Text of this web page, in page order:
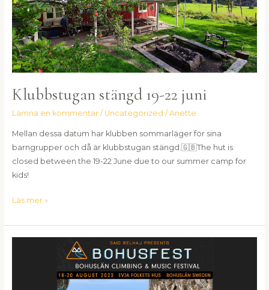
Klubbstugan stängd 19-22 juni
Lämna en kommentar / Uncategorized / Anette
Mellan dessa datum har klubben sommarläger för sina
barngrupper och då är klubbstugan stängd.🇬🇧The hut is
closed between the 19-22 June due to our summer camp for
kids!
juni
Läs mer »